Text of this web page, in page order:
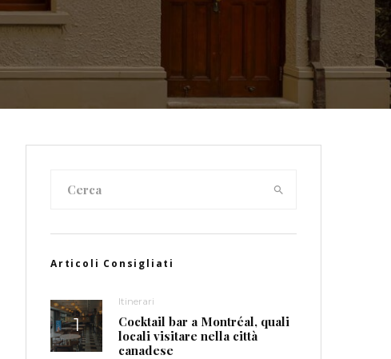
Articoli Consigliati
Itinerari
Cocktail bar a Montréal, quali
locali visitare nella città
canadese